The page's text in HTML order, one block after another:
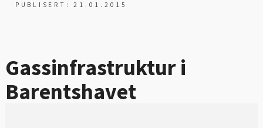
PUBLISERT: 21.01.2015
Gassinfrastruktur i
Barentshavet